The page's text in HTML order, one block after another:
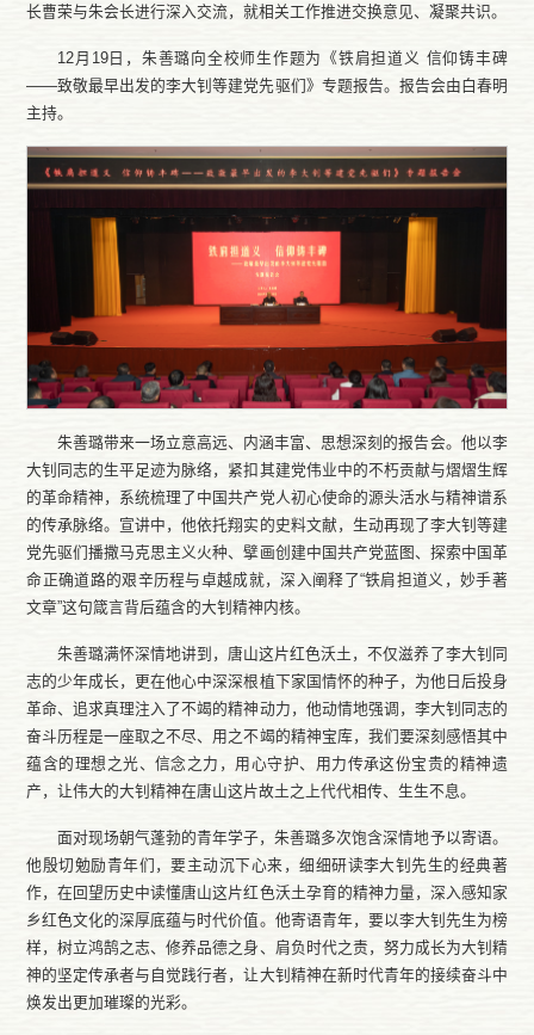
长曹荣与朱会长进行深入交流，就相关工作推进交换意见、凝聚共识。
12月19日，朱善璐向全校师生作题为《铁肩担道义 信仰铸丰碑
——致敬最早出发的李大钊等建党先驱们》专题报告。报告会由白春明
主持。
朱善璐带来一场立意高远、内涵丰富、思想深刻的报告会。他以李
大钊同志的生平足迹为脉络，紧扣其建党伟业中的不朽贡献与熠熠生辉
的革命精神，系统梳理了中国共产党人初心使命的源头活水与精神谱系
的传承脉络。宣讲中，他依托翔实的史料文献，生动再现了李大钊等建
党先驱们播撒马克思主义火种、擘画创建中国共产党蓝图、探索中国革
命正确道路的艰辛历程与卓越成就，深入阐释了“铁肩担道义，妙手著
文章”这句箴言背后蕴含的大钊精神内核。
朱善璐满怀深情地讲到，唐山这片红色沃土，不仅滋养了李大钊同
志的少年成长，更在他心中深深根植下家国情怀的种子，为他日后投身
革命、追求真理注入了不竭的精神动力，他动情地强调，李大钊同志的
奋斗历程是一座取之不尽、用之不竭的精神宝库，我们要深刻感悟其中
蕴含的理想之光、信念之力，用心守护、用力传承这份宝贵的精神遗
产，让伟大的大钊精神在唐山这片故土之上代代相传、生生不息。
面对现场朝气蓬勃的青年学子，朱善璐多次饱含深情地予以寄语。
他殷切勉励青年们，要主动沉下心来，细细研读李大钊先生的经典著
作，在回望历史中读懂唐山这片红色沃土孕育的精神力量，深入感知家
乡红色文化的深厚底蕴与时代价值。他寄语青年，要以李大钊先生为榜
样，树立鸿鹄之志、修养品德之身、肩负时代之责，努力成长为大钊精
神的坚定传承者与自觉践行者，让大钊精神在新时代青年的接续奋斗中
焕发出更加璀璨的光彩。